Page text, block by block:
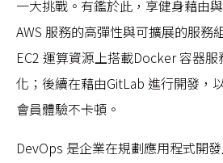
一大挑戰。有鑑於此，享健身藉由
AWS 服務的高彈性與可擴展的服務
EC2 運算資源上搭載Docker 容器
化；後續在藉由GitLab 進行開發，
會員體驗不卡頓。
DevOps 是企業在規劃應用程式開